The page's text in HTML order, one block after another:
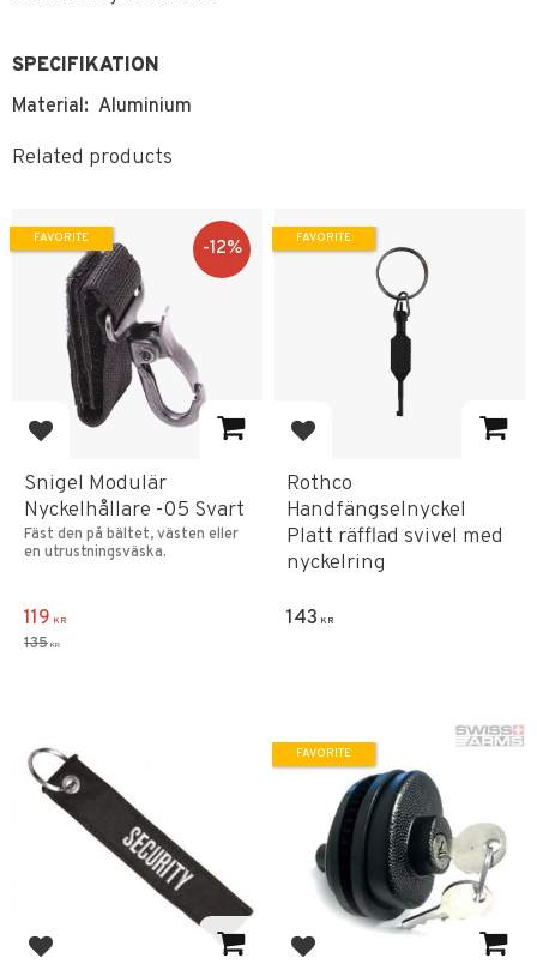
SPECIFIKATION
Material: Aluminium
Related products
Add to favorites
Snigel Modulär
Nyckelhållare -05 Svart
Fäst den på bältet, västen eller
en utrustningsväska.
119 KR
135 KR
12%
FAVORITE
Add to favorites
Rothco
Handfängselnyckel
Platt räfflad svivel med
nyckelring
143 KR
FAVORITE
Add to favorites Add to favorites
FAVORITE